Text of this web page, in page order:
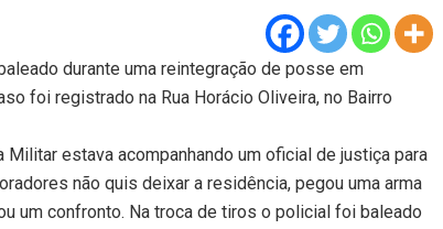
durante uma reintegração de posse em
foi registrado na Rua Horácio Oliveira, no Bairro
estava acompanhando um oficial de justiça para
não quis deixar a residência, pegou uma arma
um confronto. Na troca de tiros o policial foi baleado